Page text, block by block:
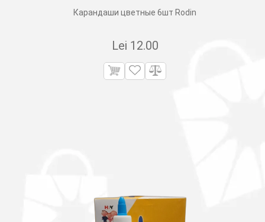
Карандаши цветные 6шт Rodin
Lei 12.00